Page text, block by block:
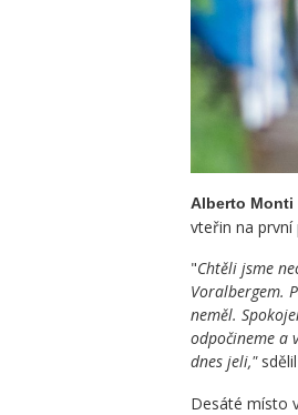
Alberto Monti
vteřin na
"Chtěli jsme
Voralbergem.
neměl.
odpočineme a
dnes jeli,"
Desáté místo